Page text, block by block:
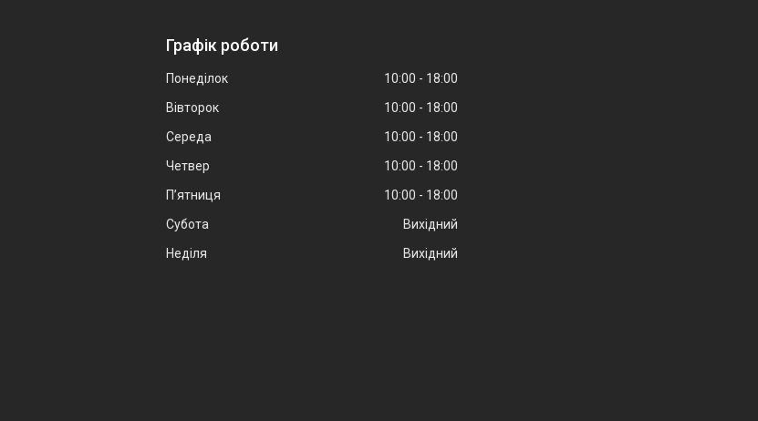
Графік роботи
Понеділок 10:00
18:00
Вівторок
10:00
18:00
Середа
10:00
18:00
Четвер
10:00
18:00
Пʼятниця
10:00
18:00
Субота
Вихідний
Неділя
Вихідний